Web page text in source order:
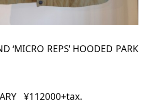
‘MICRO REPS’ HOODED PARK
¥112000+tax.